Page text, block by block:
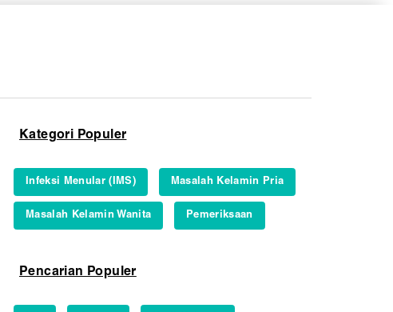
Kategori Populer
Infeksi Menular (IMS) Masalah Kelamin Pria
Masalah Kelamin Wanita Pemeriksaan
Pencarian Populer